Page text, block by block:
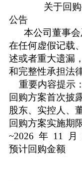
关于回购公
公告
本公司董事会
在任何虚假记载
述或者重大遗漏
和完整性承担法
重要内容提示：
回购方案首次
股东、实控人、
回购方案实
~2026 年 11 月
预计回购金
□减少
√用于员